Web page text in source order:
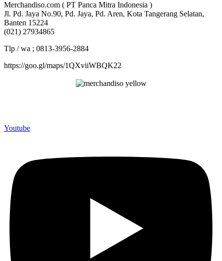
Merchandiso.com ( PT Panca Mitra Indonesia )
Jl. Pd. Jaya No.90, Pd. Jaya, Pd. Aren, Kota Tangerang Selatan,
Banten 15224
(021) 27934865
Tlp / wa ; 0813-3956-2884
https://goo.gl/maps/1QXviiWBQK22
Youtube